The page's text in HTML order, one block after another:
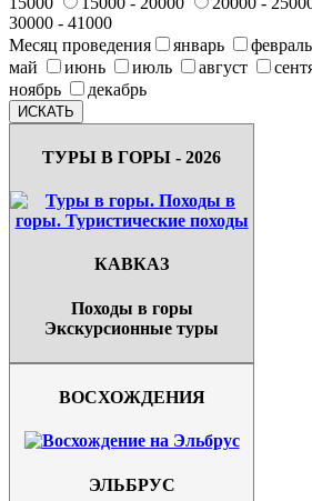
30000 - 41000
Месяц проведения
январь февраль
май
июнь июль август
ноябрь
декабрь
ТУРЫ В ГОРЫ - 2026
КАВКАЗ
Походы в горы
Экскурсионные туры
ВОСХОЖДЕНИЯ
ЭЛЬБРУС